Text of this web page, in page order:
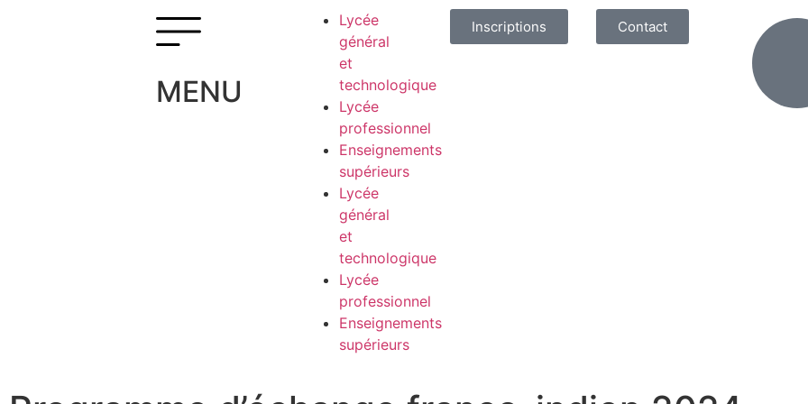
MENU
Lycée
général
et
technologique
Lycée
professionnel
Enseignements
supérieurs
Lycée
général
et
technologique
Lycée
professionnel
Enseignements
supérieurs
Inscriptions Contact